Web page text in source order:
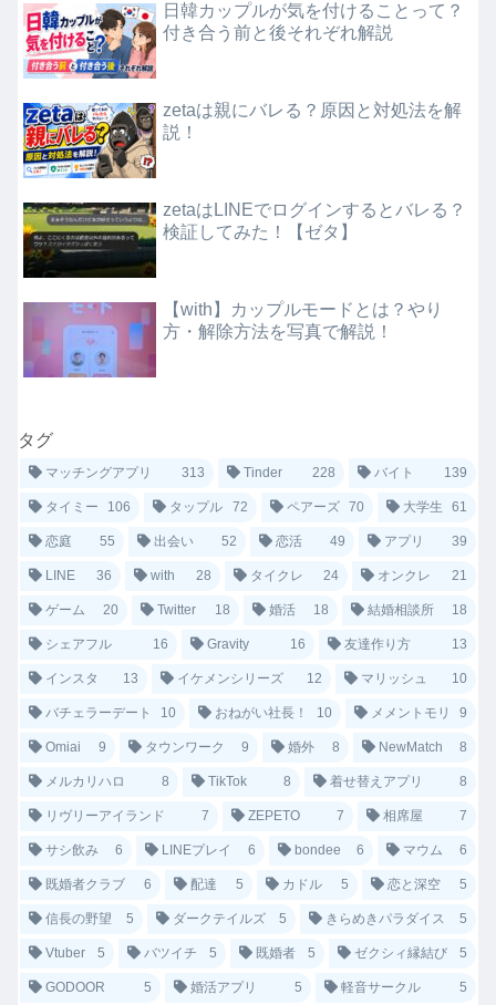
日韓カップルが気を付けることって？
付き合う前と後それぞれ解説
zetaは親にバレる？原因と対処法を解
説！
zetaはLINEでログインするとバレる？
検証してみた！【ゼタ】
【with】カップルモードとは？やり
方・解除方法を写真で解説！
タグ
マッチングアプリ 313 Tinder 228 バイト 139
タイミー 106 タップル 72 ペアーズ 70 大学生 61
恋庭 55 出会い 52 恋活 49 アプリ 39
LINE 36 with 28 タイクレ 24 オンクレ 21
ゲーム 20 Twitter 18 婚活 18 結婚相談所 18
シェアフル 16 Gravity 16 友達作り方 13
インスタ 13 イケメンシリーズ 12 マリッシュ 10
バチェラーデート 10 おねがい社長！ 10 メメントモリ 9
Omiai 9 タウンワーク 9 婚外 8 NewMatch 8
メルカリハロ 8 TikTok 8 着せ替えアプリ 8
リヴリーアイランド 7 ZEPETO 7 相席屋 7
サシ飲み 6 LINEプレイ 6 bondee 6 マウム 6
既婚者クラブ 6 配達 5 カドル 5 恋と深空 5
信長の野望 5 ダークテイルズ 5 きらめきパラダイス 5
Vtuber 5 バツイチ 5 既婚者 5 ゼクシィ縁結び 5
GODOOR 5 婚活アプリ 5 軽音サークル 5